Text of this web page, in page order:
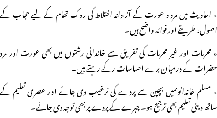
٭ احادیث میں مرد و عورت کے آزادانہ اختلاط کی روک تھام کے لیے حجاب کے
اصول، طریقے اور فوائد واضح ہیں۔
٭ محرمات اور غیر محرمات کی تفریق سے خاندانی رشتوں میں بھی عورت اور مرد
حضرات کے درمیان برے احساسات رکے رہتے ہیں۔
٭ مسلم خاندانوںمیں بچپن سے پردے کی ترغیب دی جائے اور عصری تعلیم کے
ساتھ دینی تعلیم بھی ترجیح ہو۔ چہرے کے پردے پر بھی توجہ دی جائے۔